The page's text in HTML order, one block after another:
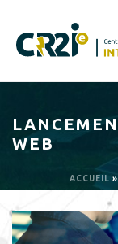
WEB
ACCUEIL »